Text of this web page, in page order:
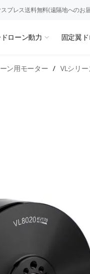
プレス送料無料(遠隔地へのお
ローン動力 固定翼
ン用モーター / VLシリ